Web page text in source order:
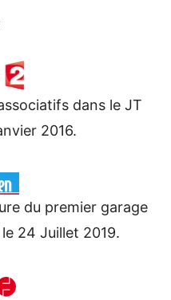
dans le JT
2016.
du premier garage
24 Juillet 2019.